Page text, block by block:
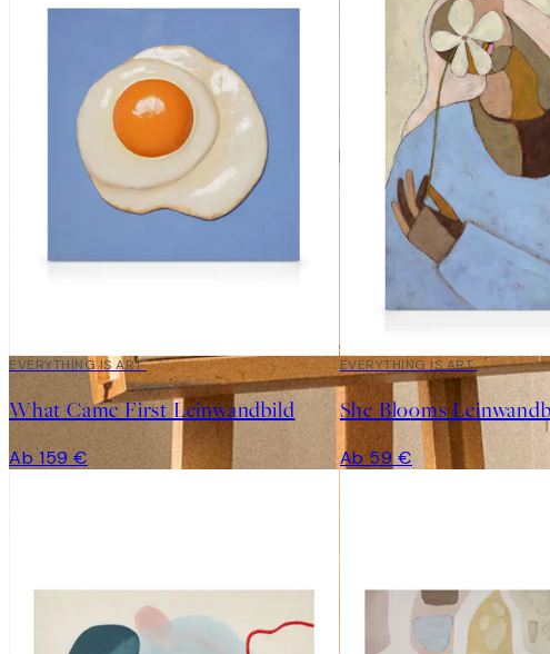
EVERYTHING IS ART
What Came First Leinwandbild
Ab 159 €
EVERYTHING IS ART
She Blooms
Ab 59 €